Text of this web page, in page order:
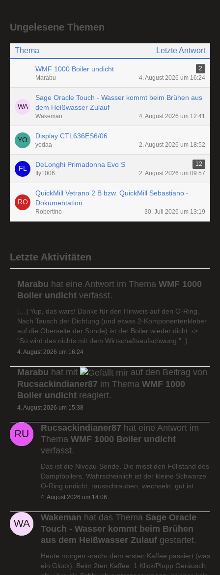
Ungelesene Themen
Thema Letzte Antwort
WMF 1000 Boiler undicht
2
Marabu
4. August 2026 um 16:24
Sage Oracle Touch - Wasser kommt beim Brühen aus
dem Heißwasser Zulauf
Wakeman 4. August 2026 um 12:41
Display CTL636ES6/06
yodaa 2. August 2026 um 18:52
DeLonghi Primadonna Evo S
12
fly1006
2. August 2026 um 09:57
QuickMill Vetrano 2 B bzw. QuickMill Sebastiano -
Dokumentation
Robertino 30. Juli 2026 um 13:19
Letzte Aktivitäten
Marabu hat eine Antwort im Thema WMF 1000
Boiler undicht verfasst.
[…] Yup, das wars! Danke für den Hinweis auf den O-Ring.
Nach Tausch der Dichtung (und etwas 2-Komponentenkleber
auf die Oberseite der Sonde) ist der Boiler wieder dicht. ->
"So wird das nichts mit dem Wirtschaftsaufschwung." :)
4. August 2026 um 16:24
Marabu hat mit
auf den Beitrag von
Rucsackindianer87 im Thema WMF 1000
Boiler undicht reagiert.
4. August 2026 um 15:38
Rucsackindianer87 hat eine Antwort im
Thema WMF 1000 Boiler undicht
verfasst.
Das ist die Niveau-Sonde. Die misst den Füllstand des
Dampfboilers. Wahrscheinlich ist der kleine Schwarze
O-Ring undicht. rausschrauben, wechseln, gut ist
4. August 2026 um 14:06
Wakeman hat das Thema Sage Oracle
Touch - Wasser kommt beim Brühen
aus dem Heißwasser Zulauf gestartet.
Heute morgen -nach- dem ersten Kaffee passiert (was
ein Glück): Beim 2ten Kaffee: 1 Klick/Plopp Geräusch,